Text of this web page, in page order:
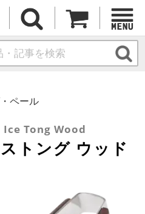
ペール
Ice Tong Wood
トング ウッド